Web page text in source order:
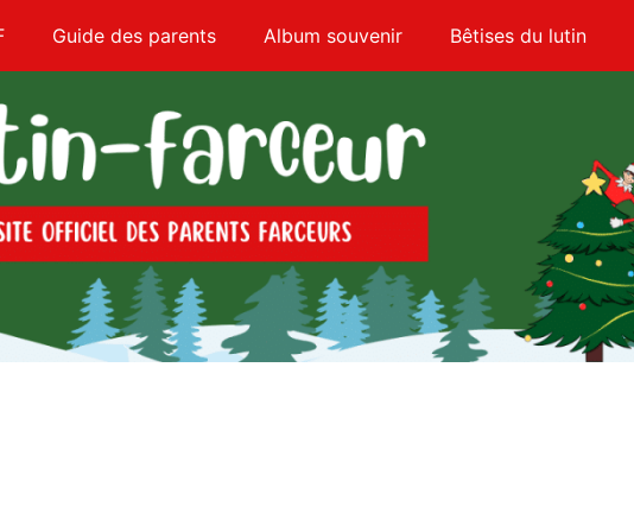
Guide des parents Album souvenir Bêtises du lutin